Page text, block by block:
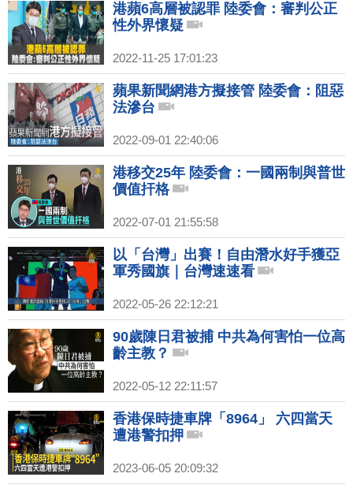
港蘋6高層被認罪 陸委會：審判公正
性外界懷疑
2022-11-25 17:01:23
蘋果新聞網港方擬接管 陸委會：阻惡
法滲台
2022-09-01 22:40:06
港移交25年 陸委會：一國兩制與普世
價值扞格
2022-07-01 21:55:58
以「台灣」出賽！自由潛水好手獲亞
軍秀國旗｜台灣速速看
2022-05-26 22:12:21
90歲陳日君被捕 中共為何害怕一位高
齡主教？
2022-05-12 22:11:57
香港保時捷車牌「8964」 六四當天
遭港警扣押
2023-06-05 20:09:32